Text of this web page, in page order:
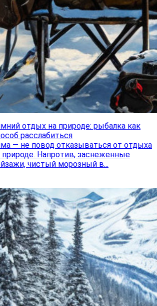
отдых на природе: рыбалка как
расслабиться
— не повод отказываться от отдыха
природе. Напротив, заснеженные
чистый морозный в...